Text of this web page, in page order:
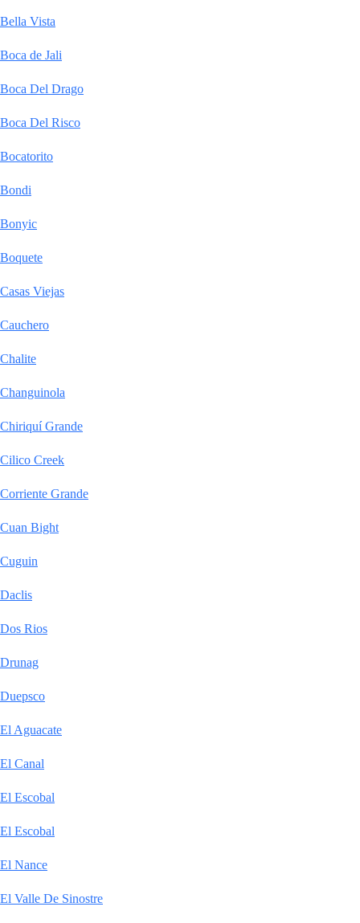
Bella Vista
Boca de Jali
Boca Del Drago
Boca Del Risco
Bocatorito
Bondi
Bonyic
Boquete
Casas Viejas
Cauchero
Chalite
Changuinola
Chiriquí Grande
Cilico Creek
Corriente Grande
Cuan Bight
Cuguin
Daclis
Dos Rios
Drunag
Duepsco
El Aguacate
El Canal
El Escobal
El Escobal
El Nance
El Valle De Sinostre